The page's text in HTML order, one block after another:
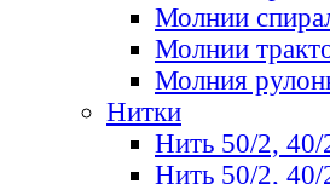
Молнии
Молнии
Молния
Нитки
Нить 50/2,
Нить 50/2,